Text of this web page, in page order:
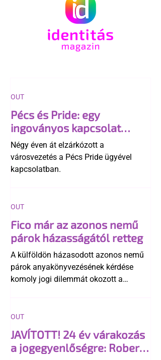
Pécs és Pride: egy
ingoványos kapcsolat
története
Négy éven át elzárkózott a
városvezetés a Pécs Pride ügyével
kapcsolatban.
OUT
Fico már az azonos nemű
párok házasságától retteg
A külföldön házasodott azonos nemű
párok anyakönyvezésének kérdése
komoly jogi dilemmát okozott a
egyértelműen tiltja a házasságuk
elismerését. Közben az ellenzéken belül
is vita robbant ki arról, hogy vissza
kellene-e vonni a kormány konzervatív
OUT
JAVÍTOTT! 24 év várakozás
a jogegyenlőségre: Robert
OUT